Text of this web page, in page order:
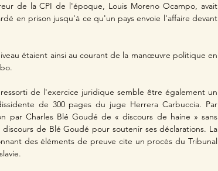
de la CPI de l'époque, Louis Moreno Ocampo, avait
en prison jusqu'à ce qu'un pays envoie l'affaire devant
étaient ainsi au courant de la manœuvre politique en
de l'exercice juridique semble être également un
de 300 pages du juge Herrera Carbuccia. Par
par Charles Blé Goudé de « discours de haine » sans
de Blé Goudé pour soutenir ses déclarations. La
des éléments de preuve cite un procès du Tribunal